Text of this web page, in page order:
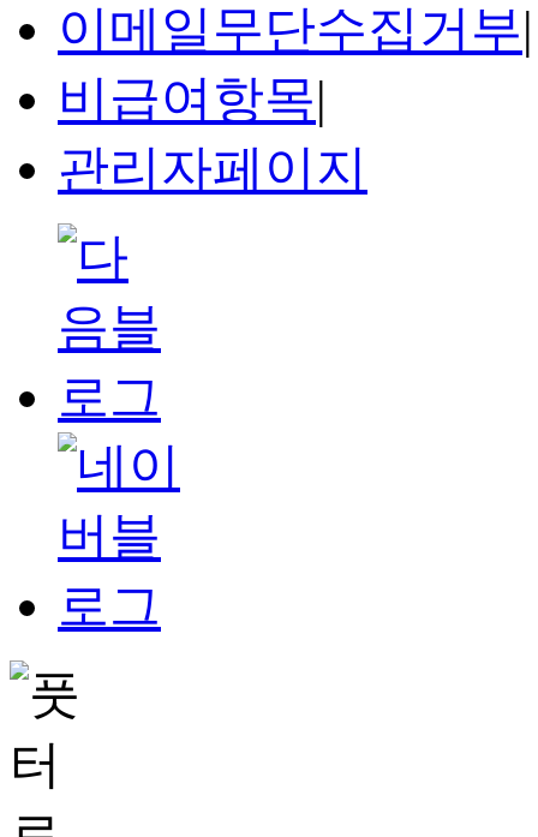
이메일무단수집거부|
비급여항목|
관리자페이지